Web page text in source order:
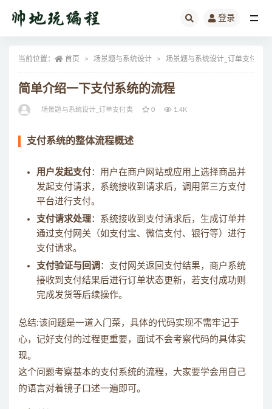
登录
当前位置： 首页 场景题与系统设计 场景题与系统设计_订单支付类
简单介绍一下支付系统的流程
场景题与系统设计_订单支付类 0 1.4K
支付系统的整体流程概述
用户发起支付：用户在商户网站或应用上选择商品并
发起支付请求，系统接收到请求后，调用第三方支付
平台进行支付。
支付请求处理：系统接收到支付请求后，生成订单并
通过支付网关（如支付宝、微信支付、银行等）进行
支付请求。
支付验证与回调 ：支付网关返回支付结果，商户系统
接收到支付结果后进行订单状态更新，若支付成功则
完成发货等后续操作。
总结:该问题是一道入门菜，具体的代码实现不需牢记于
心，记好支付的过程更重要，面试不会考察代码的具体实
现。
这个问题考察基本的支付系统的流程，大家要学会用自己
的语言对着镜子口述一遍即可。